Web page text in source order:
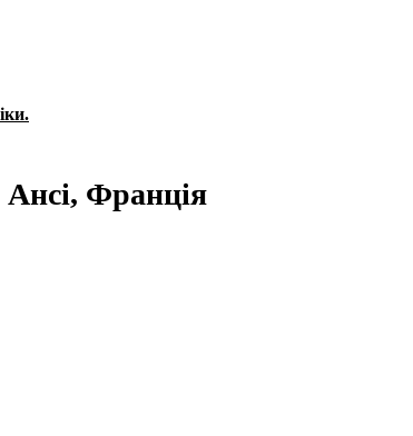
Ансі, Франція